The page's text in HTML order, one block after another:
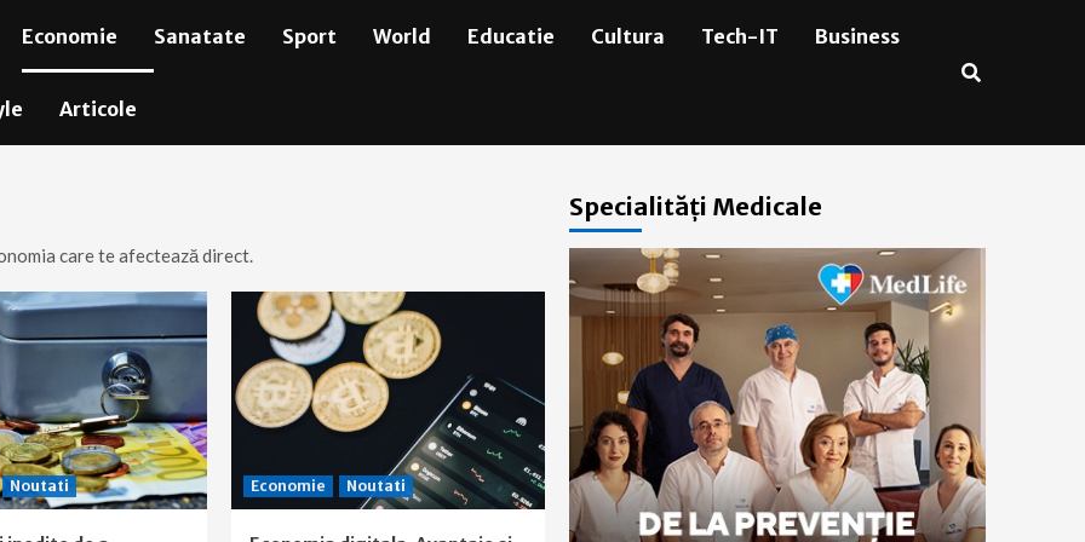
Economie Sanatate Sport World Educatie Cultura Tech-IT Business
Articole
care te afectează direct.
Noutati Economie Noutati
Specialități Medicale